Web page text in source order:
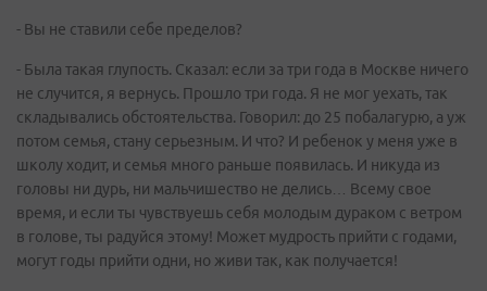
- Вы не ставили себе пределов?
- Была такая глупость. Сказал: если за три года в Москве ничего
не случится, я вернусь. Прошло три года. Я не мог уехать, так
складывались обстоятельства. Говорил: до 25 побалагурю, а уж
потом семья, стану серьезным. И что? И ребенок у меня уже в
школу ходит, и семья много раньше появилась. И никуда из
головы ни дурь, ни мальчишество не делись… Всему свое
время, и если ты чувствуешь себя молодым дураком с ветром
в голове, ты радуйся этому! Может мудрость прийти с годами,
могут годы прийти одни, но живи так, как получается!